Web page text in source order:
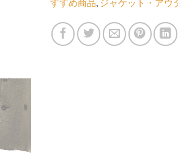
すすめ商品, ジャケット・アウ